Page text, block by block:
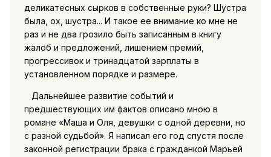
деликатесных сырков в собственные руки? Шустра
была, ох, шустра... И такое ее внимание ко мне не
раз и не два грозило быть записанным в книгу
жалоб и предложений, лишением премий,
прогрессивок и тринадцатой зарплаты в
установленном порядке и размере.
Дальнейшее развитие событий и
предшествующих им фактов описано мною в
романе «Маша и Оля, девушки с одной деревни, но
с разной судьбой». Я написал его год спустя после
законной регистрации брака с гражданкой Марьей